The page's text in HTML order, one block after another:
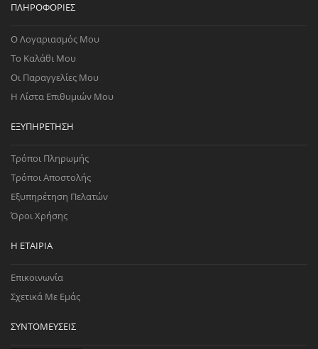
ΠΛΗΡΟΦΟΡΊΕΣ
Ο Λογαριασμός Μου
Το Καλάθι Μου
Οι Παραγγελίες Μου
Η Λίστα Επιθυμιών Μου
ΕΞΥΠΗΡΈΤΗΣΗ
Τρόποι Πληρωμής
Τρόποι Αποστολής
Εξυπηρέτηση Πελατών
Όροι Χρήσης
Η ΕΤΑΙΡΊΑ
Επικοινωνία
Σχετικά Με Εμάς
ΣΥΝΤΟΜΕΎΣΕΙΣ